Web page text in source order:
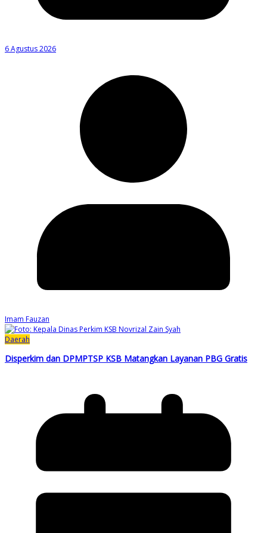
6 Agustus 2026
Imam Fauzan
Daerah
Disperkim dan DPMPTSP KSB Matangkan Layanan PBG Gratis